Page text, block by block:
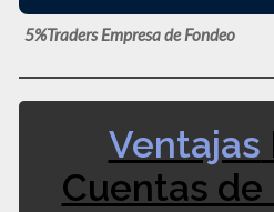
5%Traders Empresa de Fondeo
Ventajas
Cuentas de